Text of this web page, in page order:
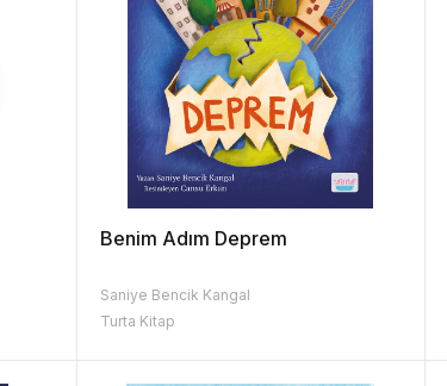
Benim Adım Deprem
Saniye Bencik Kangal
Turta Kitap